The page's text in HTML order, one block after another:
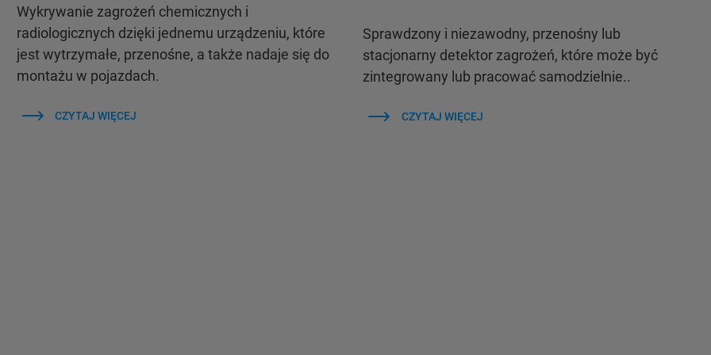
Wykrywanie zagrożeń chemicznych i
radiologicznych dzięki jednemu urządzeniu, które
jest wytrzymałe, przenośne, a także nadaje się do
montażu w pojazdach.
CZYTAJ WIĘCEJ
Sprawdzony i niezawodny, przenośny lub
stacjonarny detektor zagrożeń, które może być
zintegrowany lub pracować samodzielnie..
CZYTAJ WIĘCEJ